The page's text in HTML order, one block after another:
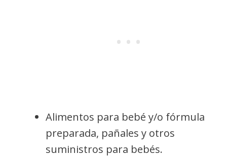
Alimentos para bebé y/o fórmula
preparada, pañales y otros
suministros para bebés.